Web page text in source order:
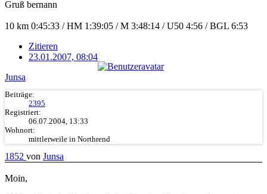
Gruß bernann
10 km 0:45:33 / HM 1:39:05 / M 3:48:14 / U50 4:56 / BGL 6:53
Zitieren
23.01.2007, 08:04
Junsa
Beiträge:
2395
Registriert:
06.07.2004, 13:33
Wohnort:
mittlerweile in Northrend
1852 von Junsa
Moin,